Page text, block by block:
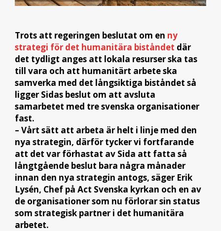
Trots att regeringen beslutat om en ny
strategi för det humanitära biståndet där
det tydligt anges att lokala resurser ska tas
till vara och att humanitärt arbete ska
samverka med det långsiktiga biståndet så
ligger Sidas beslut om att avsluta
samarbetet med tre svenska organisationer
fast.
– Vårt sätt att arbeta är helt i linje med den
nya strategin, därför tycker vi fortfarande
att det var förhastat av Sida att fatta så
långtgående beslut bara några månader
innan den nya strategin antogs, säger Erik
Lysén, Chef på Act Svenska kyrkan och en av
de organisationer som nu förlorar sin status
som strategisk partner i det humanitära
arbetet.